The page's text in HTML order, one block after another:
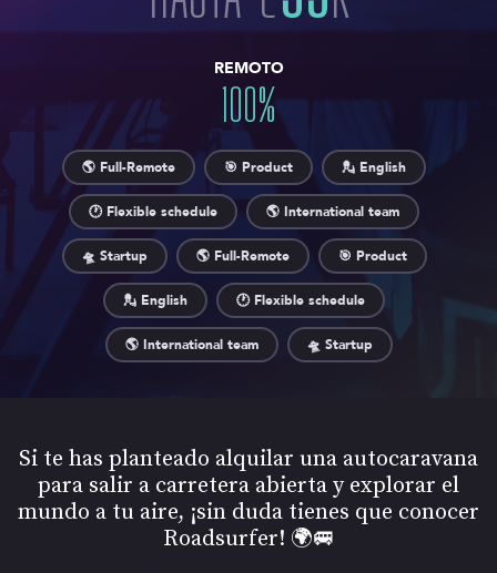
REMOTO
100%
🌎 Full-Remote 🎯 Product 💂 English
🕐 Flexible schedule 🌎 International team
🛸 Startup 🌎 Full-Remote 🎯 Product
💂 English 🕐 Flexible schedule
🌎 International team 🛸 Startup
Si te has planteado alquilar una autocaravana
para salir a carretera abierta y explorar el
mundo a tu aire, ¡sin duda tienes que conocer
Roadsurfer! 🌍🚐